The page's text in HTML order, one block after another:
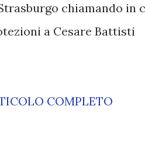
chiamando in
a Cesare Battisti
COMPLETO